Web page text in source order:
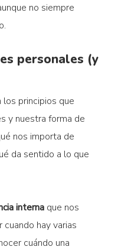
no siempre
personales (y
principios que
y nuestra forma de
nos importa de
da sentido a lo que
internaque nos
cuando hay varias
cuándo una